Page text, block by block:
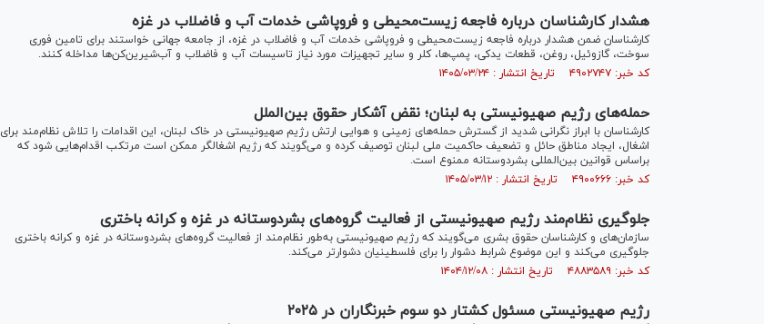
هشدار کارشناسان درباره فاجعه زیست‌محیطی و فروپاشی خدمات آب و فاضلاب در غزه
کارشناسان ضمن هشدار درباره فاجعه زیست‌محیطی و فروپاشی خدمات آب و فاضلاب در غزه، از جامعه جهانی خواستند برای تامین فوری
سوخت، گازوئیل، روغن، قطعات یدکی، پمپ‌ها، کلر و سایر تجهیزات مورد نیاز تاسیسات آب و فاضلاب و آب‌شیرین‌کن‌ها مداخله کنند.
کد خبر: ۴۹۰۲۷۴۷ تاریخ انتشار : ۱۴۰۵/۰۳/۲۴
حمله‌های رژیم صهیونیستی به لبنان؛ نقض آشکار حقوق بین‌الملل
کارشناسان با ابراز نگرانی شدید از گسترش حمله‌های زمینی و هوایی ارتش رژیم صهیونیستی در خاک لبنان، این اقدامات را تلاش نظام‌مند برای
اشغال، ایجاد مناطق حائل و تضعیف حاکمیت ملی لبنان توصیف کرده و می‌گویند که رژیم اشغالگر ممکن است مرتکب اقدام‌هایی شود که
براساس قوانین بین‌المللی بشردوستانه ممنوع است.
کد خبر: ۴۹۰۰۶۶۶ تاریخ انتشار : ۱۴۰۵/۰۳/۱۲
جلوگیری نظام‌مند رژیم صهیونیستی از فعالیت گروه‌های بشردوستانه در غزه و کرانه باختری
سازمان‌های و کارشناسان حقوق بشری می‌گویند که رژیم صهیونیستی به‌طور نظام‌مند از فعالیت گروه‌های بشردوستانه در غزه و کرانه باختری
جلوگیری می‌کند و این موضوع شرابط دشوار را برای فلسطینیان دشوارتر می‌کند.
کد خبر: ۴۸۸۳۵۸۹ تاریخ انتشار : ۱۴۰۴/۱۲/۰۸
رژیم صهیونیستی مسئول کشتار دو سوم خبرنگاران در ۲۰۲۵